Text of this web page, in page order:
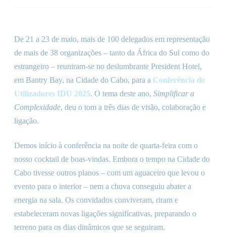
🇵🇹 Demonstrações
De 21 a 23 de maio, mais de 100 delegados em representação
de mais de 38 organizações – tanto da África do Sul como do
estrangeiro – reuniram-se no deslumbrante President Hotel,
em Bantry Bay, na Cidade do Cabo, para a Conferência de
Utilizadores IDU 2025. O tema deste ano, Simplificar a
Complexidade, deu o tom a três dias de visão, colaboração e
ligação.
Demos início à conferência na noite de quarta-feira com o
nosso cocktail de boas-vindas. Embora o tempo na Cidade do
Cabo tivesse outros planos – com um aguaceiro que levou o
evento para o interior – nem a chuva conseguiu abater a
energia na sala. Os convidados conviveram, riram e
estabeleceram novas ligações significativas, preparando o
terreno para os dias dinâmicos que se seguiram.